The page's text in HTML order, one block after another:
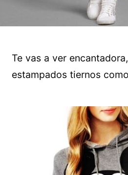
Te vas a ver
estampados tiernos